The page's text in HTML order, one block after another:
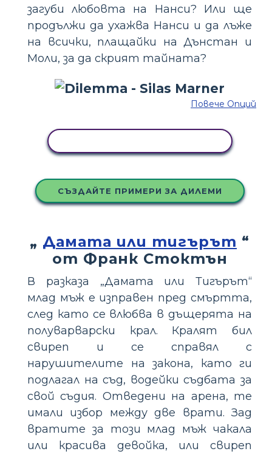
загуби любовта на Нанси? Или ще
продължи да ухажва Нанси и да лъже
на всички, плащайки на Дънстан и
Моли, за да скрият тайната?
Повече Опций
СЪЗДАЙТЕ ПРИМЕРИ ЗА ДИЛЕМИ
„ Дамата или тигърът “
от Франк Стоктън
В разказа „Дамата или Тигърът“
млад мъж е изправен пред смъртта,
след като се влюбва в дъщерята на
полуварварски крал. Кралят бил
свиреп и се справял с
нарушителите на закона, като ги
подлагал на съд, водейки съдбата за
свой съдия. Отведени на арена, те
имали избор между две врати. Зад
вратите за този млад мъж чакала
или красива девойка, или свиреп